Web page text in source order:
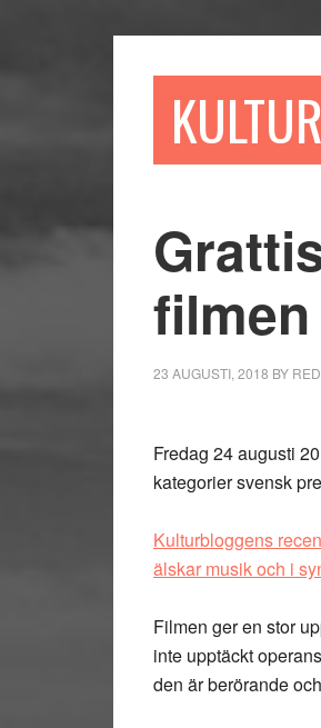
23 AUGUSTI, 2018 BY
Fredag 24 augusti
kategorier svensk
Kulturbloggens
älskar musik och i
Filmen ger en stor
inte upptäckt
den är berörande